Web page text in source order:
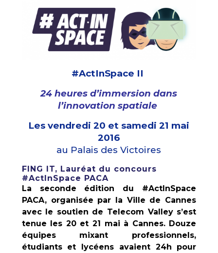
#ActInSpace II
24 heures d’immersion dans
l’innovation spatiale
Les vendredi 20 et samedi 21 mai
2016
au Palais des Victoires
FING IT, Lauréat du concours
#ActInSpace PACA
La seconde édition du #ActInSpace
PACA, organisée par la Ville de Cannes
avec le soutien de Telecom Valley s’est
tenue les 20 et 21 mai à Cannes. Douze
équipes mixant professionnels,
étudiants et lycéens avaient 24h pour